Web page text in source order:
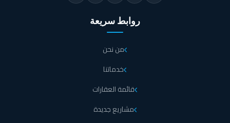
من المساحات، مع توفير بيئة عمل مريحة وعصرية تلبي احتياجات عملائك وتساهم في
نجاح مشروعك استمتع بتجربة استثمارية استثنائية في أحد أبرز وجهات المستقبل.
خدمات مول ميوز المستقبل
يقدم مول ميوز المستقبل سيتي مجموعة متكاملة من الخدمات التي ترتقي بتجربة
زواره وأصحاب الأعمال إلى مستوى جديد من الراحة والرفاهية، يحرص المول على
تلبية جميع احتياجات المستثمرين والعملاء من خلال توفير بيئة متكاملة تجمع بين
روابط سريعة
من نحن
خدماتنا
قائمة العقارات
مشاريع جديدة